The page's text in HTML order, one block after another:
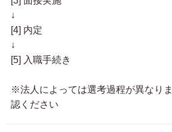
↓
[4] 内定
↓
[5] 入職手続き
※法人によっては選考過程が異なり
認ください